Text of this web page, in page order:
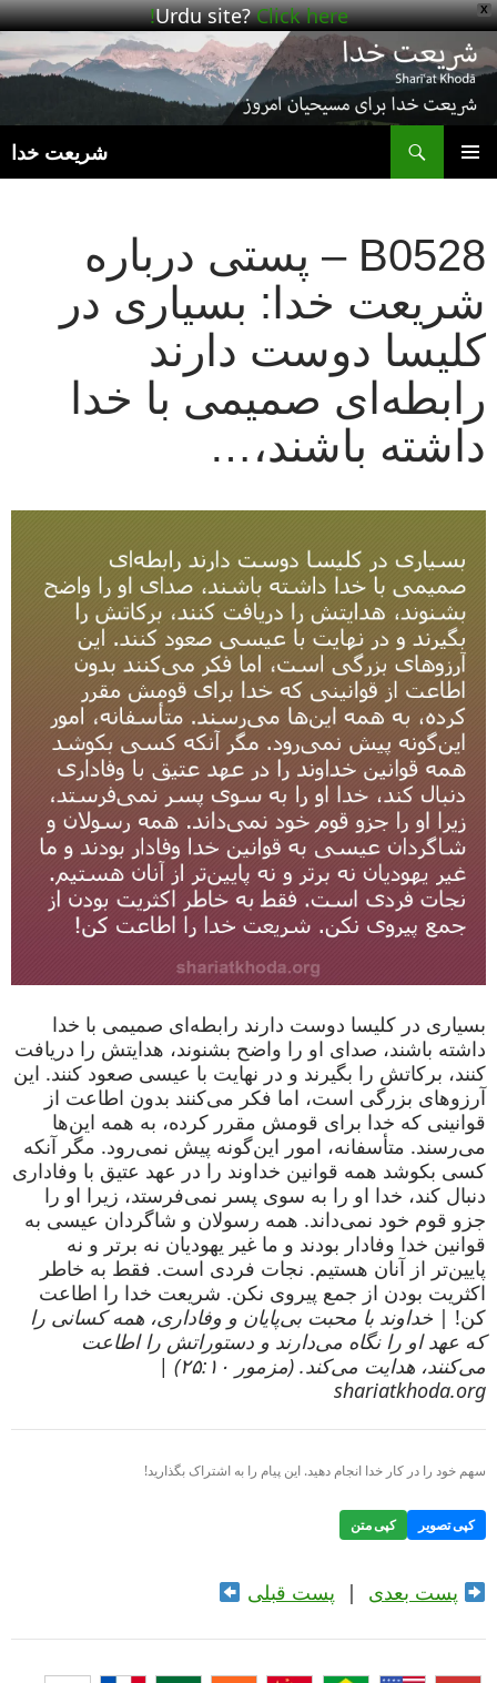
X
Urdu site?Click here!
شریعت خدا
B0528 – پستی درباره
شریعت خدا: بسیاری در
کلیسا دوست دارند
رابطه‌ای صمیمی با خدا
داشته باشند،…
بسیاری در کلیسا دوست دارند رابطه‌ای صمیمی با خدا
داشته باشند، صدای او را واضح بشنوند، هدایتش را دریافت
کنند، برکاتش را بگیرند و در نهایت با عیسی صعود کنند. این
آرزوهای بزرگی است، اما فکر می‌کنند بدون اطاعت از
قوانینی که خدا برای قومش مقرر کرده، به همه این‌ها
می‌رسند. متأسفانه، امور این‌گونه پیش نمی‌رود. مگر آنکه
کسی بکوشد همه قوانین خداوند را در عهد عتیق با وفاداری
دنبال کند، خدا او را به سوی پسر نمی‌فرستد، زیرا او را
جزو قوم خود نمی‌داند. همه رسولان و شاگردان عیسی به
قوانین خدا وفادار بودند و ما غیر یهودیان نه برتر و نه
پایین‌تر از آنان هستیم. نجات فردی است. فقط به خاطر
اکثریت بودن از جمع پیروی نکن. شریعت خدا را اطاعت
کن! | خداوند با محبت بی‌پایان و وفاداری، همه کسانی را
که عهد او را نگاه می‌دارند و دستوراتش را اطاعت
می‌کنند، هدایت می‌کند. (مزمور ۲۵:۱۰) |
shariatkhoda.org
سهم خود را در کار خدا انجام دهید. این پیام را به اشتراک بگذارید!
کپی تصویر کپی متن
پست بعدی | پست قبلی